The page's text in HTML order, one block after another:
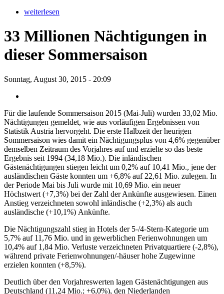
weiterlesen
33 Millionen Nächtigungen in
dieser Sommersaison
Sonntag, August 30, 2015 - 20:09
Für die laufende Sommersaison 2015 (Mai-Juli) wurden 33,02 Mio.
Nächtigungen gemeldet, wie aus vorläufigen Ergebnissen von
Statistik Austria hervorgeht. Die erste Halbzeit der heurigen
Sommersaison wies damit ein Nächtigungsplus von 4,6% gegenüber
demselben Zeitraum des Vorjahres auf und erzielte so das beste
Ergebnis seit 1994 (34,18 Mio.). Die inländischen
Gästenächtigungen stiegen leicht um 0,2% auf 10,41 Mio., jene der
ausländischen Gäste konnten um +6,8% auf 22,61 Mio. zulegen. In
der Periode Mai bis Juli wurde mit 10,69 Mio. ein neuer
Höchstwert (+7,3%) bei der Zahl der Ankünfte ausgewiesen. Einen
Anstieg verzeichneten sowohl inländische (+2,3%) als auch
ausländische (+10,1%) Ankünfte.
Die Nächtigungszahl stieg in Hotels der 5-/4-Stern-Kategorie um
5,7% auf 11,76 Mio. und in gewerblichen Ferienwohnungen um
10,4% auf 1,84 Mio. Verluste verzeichneten Privatquartiere (-2,8%),
während private Ferienwohnungen/-häuser hohe Zugewinne
erzielen konnten (+8,5%).
Deutlich über den Vorjahreswerten lagen Gästenächtigungen aus
Deutschland (11,24 Mio.; +6,0%), den Niederlanden